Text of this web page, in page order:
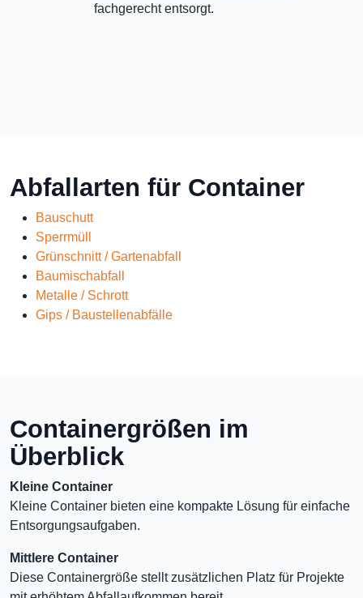
fachgerecht entsorgt.
Abfallarten für Container
Bauschutt
Sperrmüll
Grünschnitt / Gartenabfall
Baumischabfall
Metalle / Schrott
Gips / Baustellenabfälle
Containergrößen im
Überblick
Kleine Container
Kleine Container bieten eine kompakte Lösung für einfache
Entsorgungsaufgaben.
Mittlere Container
Diese Containergröße stellt zusätzlichen Platz für Projekte